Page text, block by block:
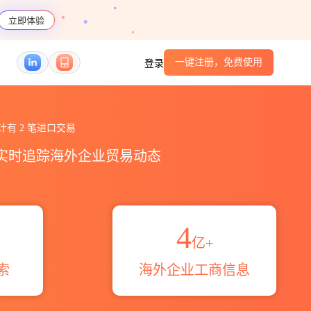
立即体验
登录 一键注册，免费使用
有 2笔进口交易
时追踪海外企业贸易动态
4亿+
海外企业工商信息